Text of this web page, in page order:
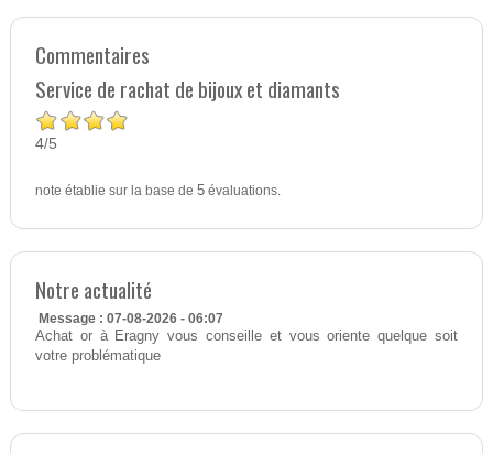
Commentaires
Service de rachat de bijoux et diamants
4/5
note établie sur la base de 5évaluations.
Notre actualité
Message : 07-08-2026 - 06:07
Achat or à Eragny vous conseille et vous oriente quelque soit
votre problématique